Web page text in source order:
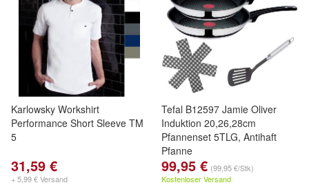
Karlowsky Workshirt
Performance Short Sleeve TM
5
31,59 €
+ 5,99 € Versand
Tefal B12597 Jamie Oliver
Induktion 20,26,28cm
Pfannenset 5TLG, Antihaft
Pfanne
99,95 € (99,95 €/Stk)
Kostenloser Versand